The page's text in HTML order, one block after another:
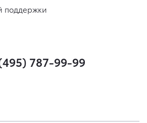
поддержки
787-99-99